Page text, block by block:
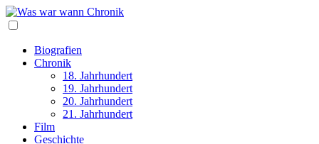
Biografien
Chronik
18. Jahrhundert
19. Jahrhundert
20. Jahrhundert
21. Jahrhundert
Film
Geschichte